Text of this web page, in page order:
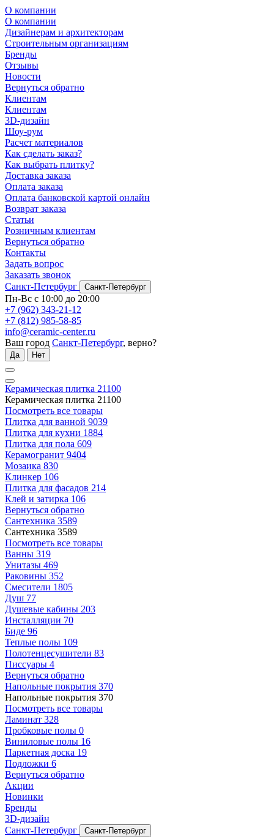
О компании
О компании
Дизайнерам и архитекторам
Строительным организациям
Бренды
Отзывы
Новости
Вернуться обратно
Клиентам
Клиентам
3D-дизайн
Шоу-рум
Расчет материалов
Как сделать заказ?
Как выбрать плитку?
Доставка заказа
Оплата заказа
Оплата банковской картой онлайн
Возврат заказа
Статьи
Розничным клиентам
Вернуться обратно
Контакты
Задать вопрос
Заказать звонок
Санкт-Петербург
Санкт-Петербург
Пн-Вс с 10:00 до 20:00
+7 (962) 343-21-12
+7 (812) 985-58-85
info@ceramic-center.ru
Ваш город Санкт-Петербург, верно?
Да Нет
Керамическая плитка 21100
Керамическая плитка 21100
Посмотреть все товары
Плитка для ванной 9039
Плитка для кухни 1884
Плитка для пола 609
Керамогранит 9404
Мозаика 830
Клинкер 106
Плитка для фасадов 214
Клей и затирка 106
Вернуться обратно
Сантехника 3589
Сантехника 3589
Посмотреть все товары
Ванны 319
Унитазы 469
Раковины 352
Смесители 1805
Душ 77
Душевые кабины 203
Инсталляции 70
Биде 96
Теплые полы 109
Полотенцесушители 83
Писсуары 4
Вернуться обратно
Напольные покрытия 370
Напольные покрытия 370
Посмотреть все товары
Ламинат 328
Пробковые полы 0
Виниловые полы 16
Паркетная доска 19
Подложки 6
Вернуться обратно
Акции
Новинки
Бренды
3D-дизайн
Санкт-Петербург
Санкт-Петербург